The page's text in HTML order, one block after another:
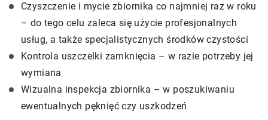
Czyszczenie i mycie zbiornika co najmniej raz w roku
– do tego celu zaleca się użycie profesjonalnych
usług, a także specjalistycznych środków czystości
Kontrola uszczelki zamknięcia – w razie potrzeby jej
wymiana
Wizualna inspekcja zbiornika – w poszukiwaniu
ewentualnych pęknięć czy uszkodzeń